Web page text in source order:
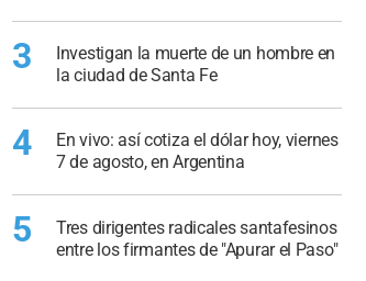
3
Investigan la muerte de un hombre en
la ciudad de Santa Fe
4
En vivo: así cotiza el dólar hoy, viernes
7 de agosto, en Argentina
5
Tres dirigentes radicales santafesinos
entre los firmantes de "Apurar el Paso"